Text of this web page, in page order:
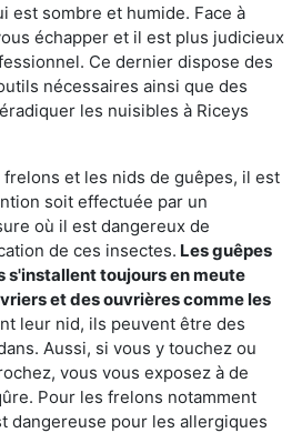
est sombre et humide. Face à
échapper et il est plus judicieux
Ce dernier dispose des
nécessaires ainsi que des
les nuisibles à Riceys
et les nids de guêpes, il est
soit effectuée par un
où il est dangereux de
de ces insectes. Les guêpes
s'installent toujours en meute
et des ouvrières comme les
leur nid, ils peuvent être des
Aussi, si vous y touchez ou
vous vous exposez à de
Pour les frelons notamment
dangereuse pour les allergiques